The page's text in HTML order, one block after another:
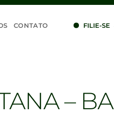
CONTATO FILIE-SE
– BA